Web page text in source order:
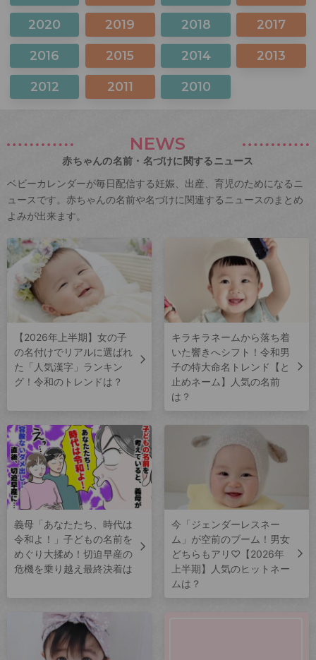
2020 2019 2018 2017
2016 2015 2014 2013
2012 2011 2010
NEWS
赤ちゃんの名前・名づけに関するニュース
ベビーカレンダーが毎日配信する妊娠、出産、育児のためになるニ
ュースです。赤ちゃんの名前や名づけに関連するニュースのまとめ
よみが出来ます。
【2026年上半期】女の子
の名付けでリアルに選ばれ
た「人気漢字」ランキン
グ！令和のトレンドは？
キラキラネームから落ち着
いた響きへシフト！令和男
子の特大命名トレンド【と
止めネーム】人気の名前
は？
義母「あなたたち、時代は
令和よ！」子どもの名前を
めぐり大揉め！切迫早産の
危機を乗り越え最終決着は
今「ジェンダーレスネー
ム」が空前のブーム！男女
どちらもアリ♡【2026年
上半期】人気のヒットネー
ムは？